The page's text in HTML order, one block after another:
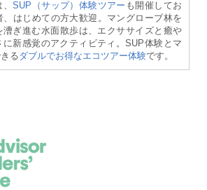
、SUP（サップ）体験ツアー も開催してお
、はじめての方大歓迎。マングローブ林を
ぎ進む水面散歩は、エクササイズと癒や
に新感覚のアクティビティ。SUP体験とマ
るダブルでお得なエコツアー体験です。